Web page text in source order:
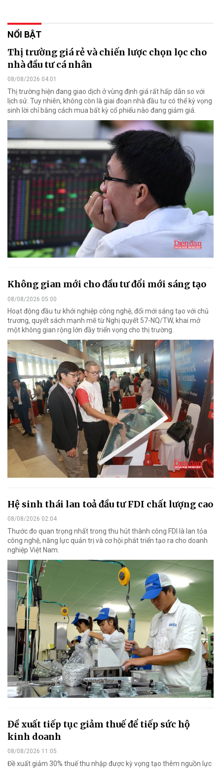
NỔI BẬT
Thị trường giá rẻ và chiến lược chọn lọc cho
nhà đầu tư cá nhân
08/08/2026 04:01
Thị trường hiện đang giao dịch ở vùng định giá rất hấp dẫn so với
lịch sử. Tuy nhiên, không còn là giai đoạn nhà đầu tư có thể kỳ vọng
sinh lời chỉ bằng cách mua bất kỳ cổ phiếu nào đang giảm giá.
Không gian mới cho đầu tư đổi mới sáng tạo
08/08/2026 05:00
Hoạt động đầu tư khởi nghiệp công nghệ, đổi mới sáng tạo với chủ
trương, quyết sách mạnh mẽ từ Nghị quyết 57-NQ/TW, khai mở
một không gian rộng lớn đầy triển vọng cho thị trường.
Hệ sinh thái lan toả đầu tư FDI chất lượng cao
08/08/2026 02:04
Thước đo quan trọng nhất trong thu hút thành công FDI là lan tỏa
công nghệ, năng lực quản trị và cơ hội phát triển tạo ra cho doanh
nghiệp Việt Nam.
Đề xuất tiếp tục giảm thuế để tiếp sức hộ
kinh doanh
08/08/2026 11:05
Đề xuất giảm 30% thuế thu nhập được kỳ vọng tạo thêm nguồn lực